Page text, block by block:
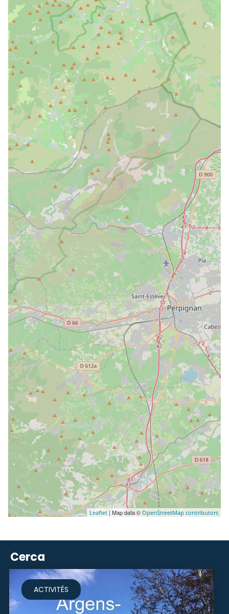
Leaflet | Map data © OpenStreetMap contributors
Cerca
ACTIVITÉS